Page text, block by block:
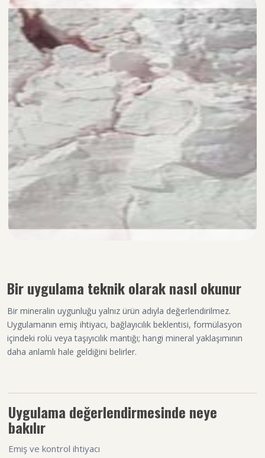
Bir uygulama teknik olarak nasıl okunur
Bir mineralin uygunluğu yalnız ürün adıyla değerlendirilmez.
Uygulamanın emiş ihtiyacı, bağlayıcılık beklentisi, formülasyon
içindeki rolü veya taşıyıcılık mantığı; hangi mineral yaklaşımının
daha anlamlı hale geldiğini belirler.
Uygulama değerlendirmesinde neye
bakılır
Emiş ve kontrol ihtiyacı